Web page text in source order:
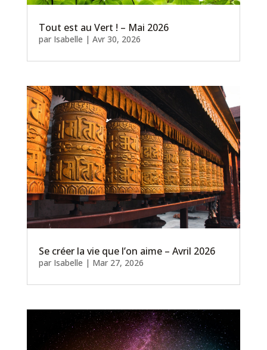
Tout est au Vert ! – Mai 2026
par Isabelle | Avr 30, 2026
Se créer la vie que l’on aime – Avril 2026
par Isabelle | Mar 27, 2026